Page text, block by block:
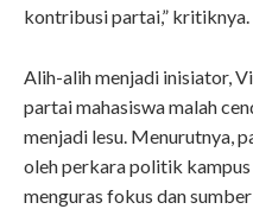
kontribusi partai,” kritiknya.
Alih-alih menjadi inisiator,
partai mahasiswa malah
menjadi lesu. Menurutnya,
oleh perkara politik
menguras fokus dan